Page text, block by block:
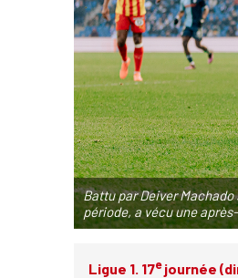
Battu par Deiver Machado
période, a vécu une
Ligue 1. 17ejournée